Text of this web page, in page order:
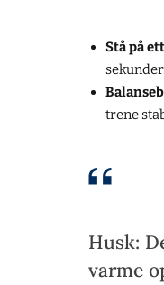
Stå på
trene
Husk:
varme